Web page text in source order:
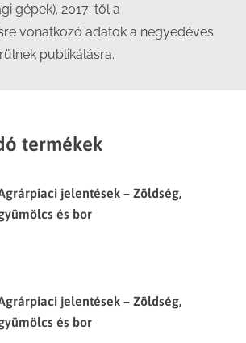
gépek). 2017-től a
vonatkozó adatok a negyedéves
publikálásra.
termékek
jelentések – Zöldség,
és bor
jelentések – Zöldség,
és bor